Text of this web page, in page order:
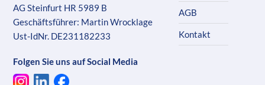
AG Steinfurt HR 5989 B
Geschäftsführer: Martin Wrocklage
Ust-IdNr. DE231182233
Folgen Sie uns auf Social Media
AGB
Kontakt